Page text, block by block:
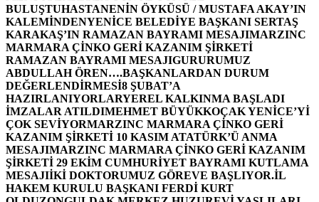
BULUŞTUHASTANENİN ÖYKÜSÜ / MUSTAFA AKAY’IN
KALEMİNDENYENİCE BELEDİYE BAŞKANI SERTAŞ
KARAKAŞ’IN RAMAZAN BAYRAMI MESAJIMARZINC
MARMARA ÇİNKO GERİ KAZANIM ŞİRKETİ
RAMAZAN BAYRAMI MESAJIGURURUMUZ
ABDULLAH ÖREN….BAŞKANLARDAN DURUM
DEĞERLENDİRMESİ8 ŞUBAT’A
HAZIRLANIYORLARYEREL KALKINMA BAŞLADI
İMZALAR ATILDIMEHMET BÜYÜKKOÇAK YENİCE’Yİ
ÇOK SEVİYORMARZINC MARMARA ÇİNKO GERİ
KAZANIM ŞİRKETİ 10 KASIM ATATÜRK’Ü ANMA
MESAJIMARZINC MARMARA ÇİNKO GERİ KAZANIM
ŞİRKETİ 29 EKİM CUMHURİYET BAYRAMI KUTLAMA
MESAJIİKİ DOKTORUMUZ GÖREVE BAŞLIYOR.İL
HAKEM KURULU BAŞKANI FERDİ KURT